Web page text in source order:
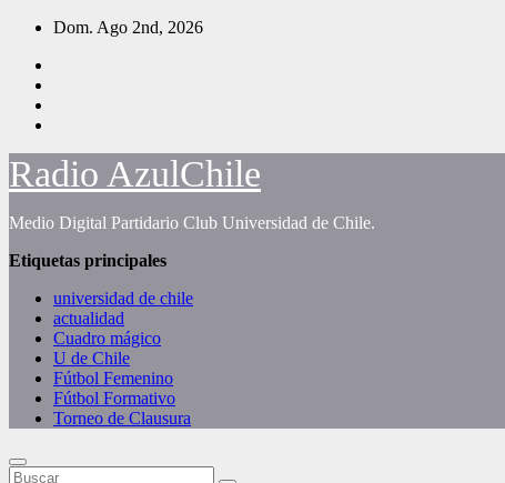
Saltar
contenido
Dom. Ago 2nd, 2026
Radio AzulChile
Medio Digital Partidario Club Universidad de Chile.
Etiquetas principales
universidad de chile
actualidad
Cuadro mágico
U de Chile
Fútbol Femenino
Fútbol Formativo
Torneo de Clausura